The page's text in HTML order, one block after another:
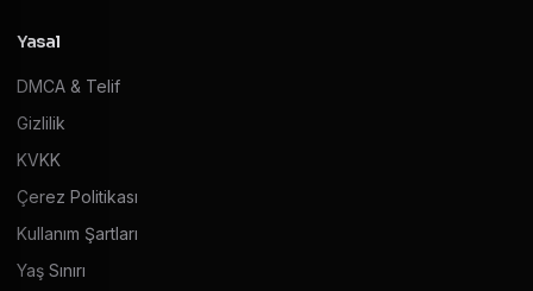
Yasal
DMCA & Telif
Gizlilik
KVKK
Çerez Politikası
Kullanım Şartları
Yaş Sınırı